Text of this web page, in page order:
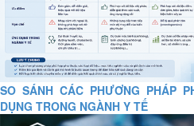
SO SÁNH CÁC PHƯƠNG PHÁP
DỤNG TRONG NGÀNH Y TẾ